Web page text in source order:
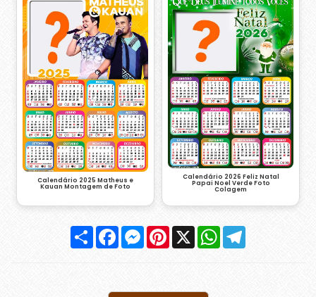
Calendário 2025 Matheus e
Kauan Montagem de Foto
Calendário 2026 Feliz Natal
Papai Noel Verde Foto
Colagem
Compartilhar
FacebookMessenger
Pinterest
X WhatsApp